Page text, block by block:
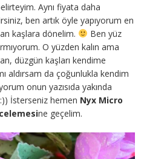
Aynı fiyata daha
ben artık öyle yapıyorum en
kaşlara dönelim.
Ben yüz
O yüzden kalın ama
düzgün kaşları kendime
aldırsam da çoğunlukla kendim
onun yazısıda yakında
İsterseniz hemen Nyx Micro
ne geçelim.